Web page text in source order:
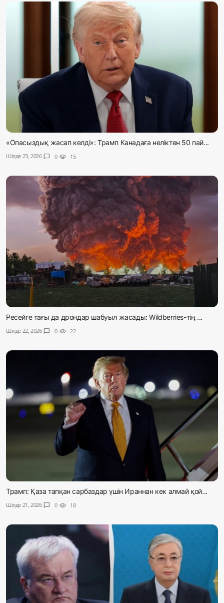
«Опасыздық жасап келді»: Трамп Канадаға неліктен 50 пай...
Шілде 23, 2026 chat_bubble 0 visibility 15
Ресейге тағы да дрондар шабуыл жасады: Wildberries-тің ...
Шілде 22, 2026 chat_bubble 0 visibility 22
Трамп: Қаза тапқан сарбаздар үшін Ираннан кек алмай қой...
Шілде 21, 2026 chat_bubble 0 visibility 18